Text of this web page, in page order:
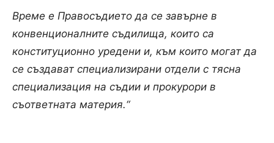
Време е Правосъдието да се завърне в
конвенционалните съдилища, които са
конституционно уредени и, към които могат да
се създават специализирани отдели с тясна
специализация на съдии и прокурори в
съответната материя.“